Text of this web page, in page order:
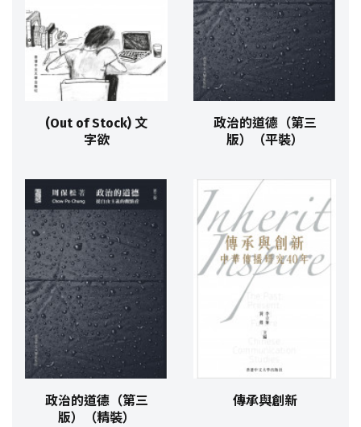
(Out of Stock) 文
字欲
政治的道德（第三
版）（平裝）
政治的道德（第三
版）（精裝）
傳承與創新